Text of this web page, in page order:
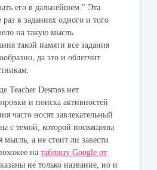
его в дальнейшем." Эта
раз в заданиях одного и того
на такую мысль.
такой памяти все задания
да это и облегчит
Teacher Desmos нет
и поиска активностей
часто носят завлекательный
с темой, которой посвящены
мысль, а не стоит ли завести
натаблицу Google от
не только название, но и